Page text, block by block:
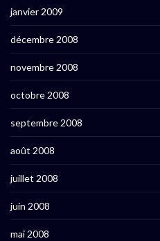
janvier 2009
décembre 2008
novembre 2008
octobre 2008
septembre 2008
août 2008
juillet 2008
juin 2008
mai 2008